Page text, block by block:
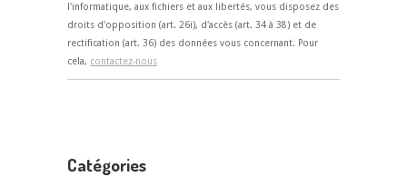
l'informatique, aux fichiers et aux libertés, vous disposez des
droits d'opposition (art. 26i), d'accès (art. 34 à 38) et de
rectification (art. 36) des données vous concernant. Pour
cela, contactez-nous
Catégories